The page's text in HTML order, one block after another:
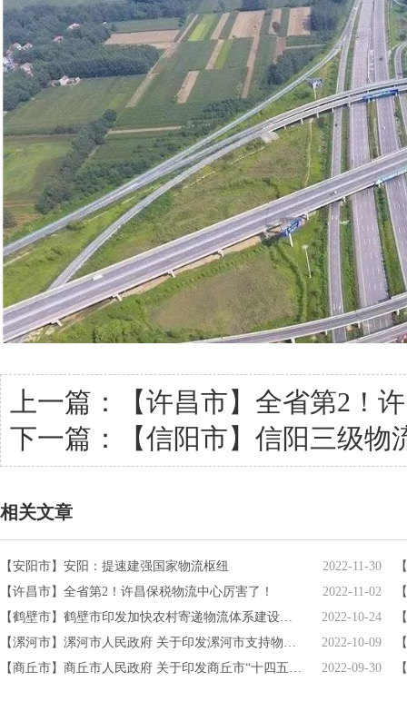
上一篇：
【许昌市】全省第2！
下一篇：
【信阳市】信阳三级
相关文章
【安阳市】安阳：提速建强国家物流枢纽 2022-11-30
【许昌市】全省第2！许昌保税物流中心厉害了！
2022-11-02
【鹤壁市】鹤壁市印发加快农村寄递物流体系建设实施方案
2022-10-24
【漯河市】漯河市人民政府 关于印发漯河市支持物流业高质量发展若干政策措施的通知
2022-10-09
【商丘市】商丘市人民政府 关于印发商丘市“十四五”现代物流业发展规划的通知
2022-09-30